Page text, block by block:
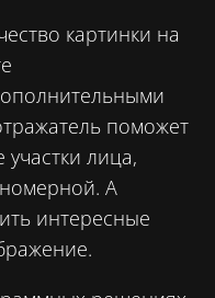
картинки на
поможет
лица,
А
интересные